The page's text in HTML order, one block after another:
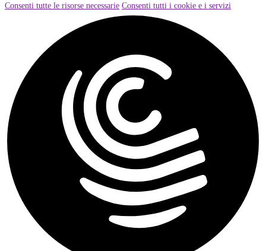
Consenti tutte le risorse necessarie Consenti tutti i cookie e i servizi